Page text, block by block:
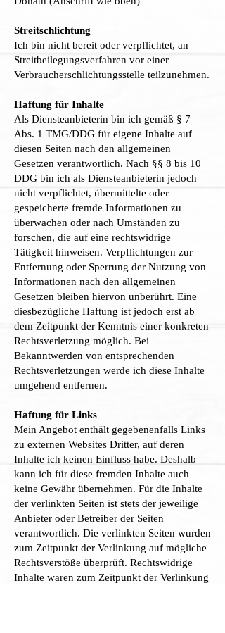
Streitschlichtung
Ich bin nicht bereit oder verpflichtet, an
Streitbeilegungsverfahren vor einer
Verbraucherschlichtungsstelle teilzunehmen.
Haftung für Inhalte
Als Diensteanbieterin bin ich gemäß § 7
Abs. 1 TMG/DDG für eigene Inhalte auf
diesen Seiten nach den allgemeinen
Gesetzen verantwortlich. Nach §§ 8 bis 10
DDG bin ich als Diensteanbieterin jedoch
nicht verpflichtet, übermittelte oder
gespeicherte fremde Informationen zu
überwachen oder nach Umständen zu
forschen, die auf eine rechtswidrige
Tätigkeit hinweisen. Verpflichtungen zur
Entfernung oder Sperrung der Nutzung von
Informationen nach den allgemeinen
Gesetzen bleiben hiervon unberührt. Eine
diesbezügliche Haftung ist jedoch erst ab
dem Zeitpunkt der Kenntnis einer konkreten
Rechtsverletzung möglich. Bei
Bekanntwerden von entsprechenden
Rechtsverletzungen werde ich diese Inhalte
umgehend entfernen.
Haftung für Links
Mein Angebot enthält gegebenenfalls Links
zu externen Websites Dritter, auf deren
Inhalte ich keinen Einfluss habe. Deshalb
kann ich für diese fremden Inhalte auch
keine Gewähr übernehmen. Für die Inhalte
der verlinkten Seiten ist stets der jeweilige
Anbieter oder Betreiber der Seiten
verantwortlich. Die verlinkten Seiten wurden
zum Zeitpunkt der Verlinkung auf mögliche
Rechtsverstöße überprüft. Rechtswidrige
Inhalte waren zum Zeitpunkt der Verlinkung